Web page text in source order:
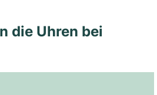
die Uhren bei